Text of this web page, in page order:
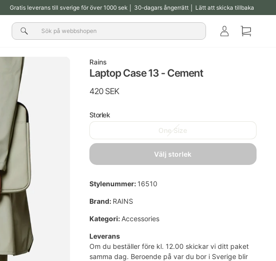
Gratis leverans till sverige för över 1000 sek │ 30-dagars ångerrätt │ Lätt att skicka tillbaka
Klub
Rains
Laptop Case 13 - Cement
Normalpris
420 SEK
Storlek
One Size
välj storlek
Stylenummer: 16510
Brand: RAINS
Kategori: Accessories
Leverans
Om du beställer före kl. 12.00 skickar vi ditt paket
samma dag. Beroende på var du bor i Sverige blir